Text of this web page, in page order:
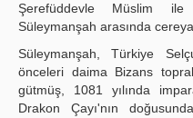
Şerefüddevle Müslim ile
Süleymanşah arasında
Süleymanşah, Türkiye
önceleri daima Bizans
gütmüş, 1081 yılında
Drakon Çayı'nın